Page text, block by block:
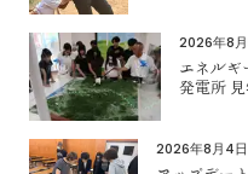
2026年8
エネルギ
発電所 見
2026年8月4日